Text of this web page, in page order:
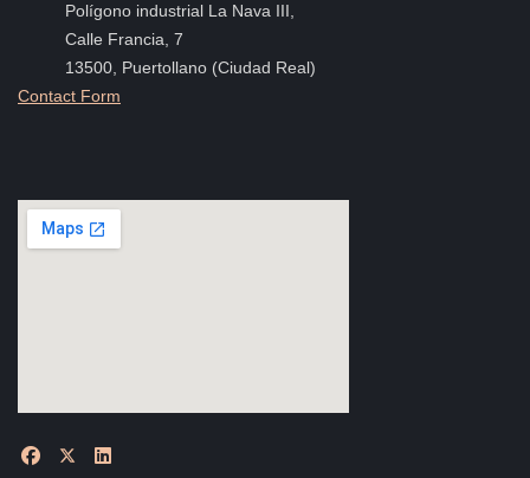
Polígono industrial La Nava III,
Calle Francia, 7
13500, Puertollano (Ciudad Real)
Contact Form